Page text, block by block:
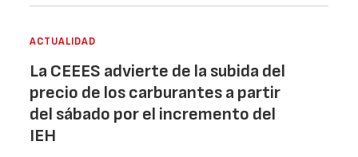
ACTUALIDAD
La CEEES advierte de la subida del
precio de los carburantes a partir
del sábado por el incremento del
IEH